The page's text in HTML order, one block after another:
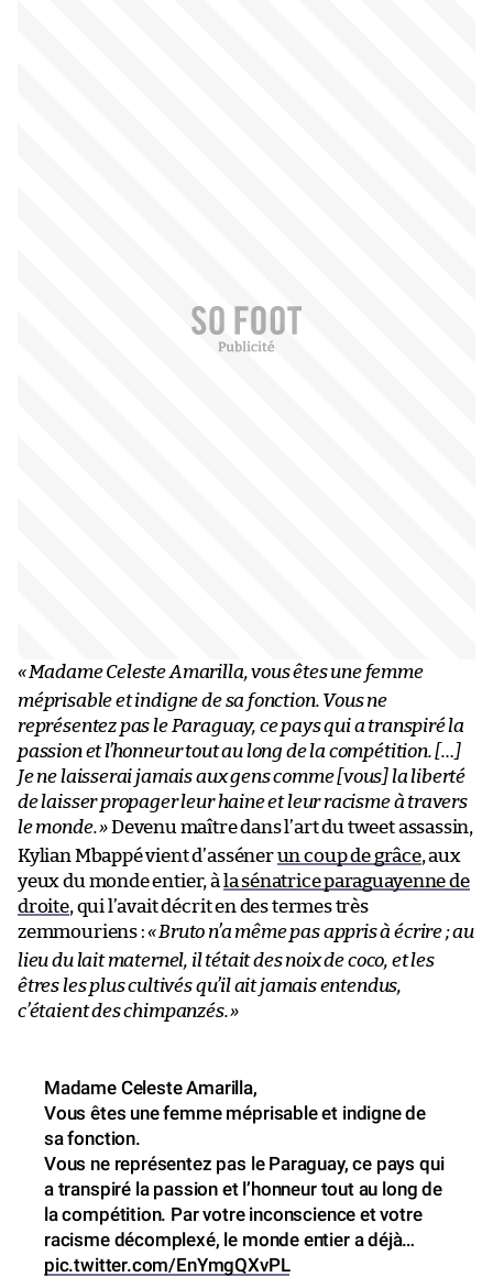
«Madame Celeste Amarilla, vous êtes une femme
méprisable et indigne de sa fonction. Vous ne
représentez pas le Paraguay, ce pays qui a transpiré la
passion et l’honneur tout au long de la compétition. […]
Je ne laisserai jamais aux gens comme [vous] la liberté
de laisser propager leur haine et leur racisme à travers
le monde.»Devenu maître dans l’art du tweet assassin,
Kylian Mbappé vient d’assénerun coup de grâce, aux
yeux du monde entier, à la sénatrice paraguayenne de
droite, qui l’avait décrit en des termes très
zemmouriens :«Bruto n’a même pas appris à écrire ; au
lieu du lait maternel, il tétait des noix de coco, et les
êtres les plus cultivés qu’il ait jamais entendus,
c’étaient des chimpanzés.»
Madame Celeste Amarilla,
Vous êtes une femme méprisable et indigne de
sa fonction.
Vous ne représentez pas le Paraguay, ce pays qui
a transpiré la passion et l’honneur tout au long de
la compétition. Par votre inconscience et votre
racisme décomplexé, le monde entier a déjà…
pic.twitter.com/EnYmgQXvPL